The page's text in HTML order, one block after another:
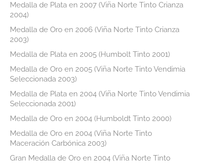
Medalla de Plata en 2007 (Viña Norte Tinto Crianza
2004)
Medalla de Oro en 2006 (Viña Norte Tinto Crianza
2003)
Medalla de Plata en 2005 (Humbolt Tinto 2001)
Medalla de Oro en 2005 (Viña Norte Tinto Vendimia
Seleccionada 2003)
Medalla de Plata en 2004 (Viña Norte Tinto Vendimia
Seleccionada 2001)
Medalla de Oro en 2004 (Humboldt Tinto 2000)
Medalla de Oro en 2004 (Viña Norte Tinto
Maceración Carbónica 2003)
Gran Medalla de Oro en 2004 (Viña Norte Tinto